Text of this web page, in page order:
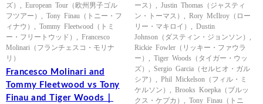
ズ）
European Tour（欧州男子ゴル
フツアー）
Tony Finau（トニー・フ
ィナウ）
Tommy Fleetwood（トミ
ー・フリートウッド）
Francesco
Molinari（フランチェスコ・モリナ
リ）
Francesco Molinari and
Tommy Fleetwood vs Tony
Finau and Tiger Woods｜
ース）
Justin Thomas（ジャスティ
ン・トーマス）
Rory McIlroy（ロー
リー・マキロイ）
Dustin
Johnson（ダスティン・ジョンソン）
Rickie Fowler（リッキー・ファウラ
ー）
Tiger Woods（タイガー・ウッ
ズ）
Sergio Garcia（セルヒオ・ガル
シア）
Phil Mickelson（フィル・ミ
ケルソン）
Brooks Koepka（ブルッ
クス・ケプカ）
Tony Finau（トニ